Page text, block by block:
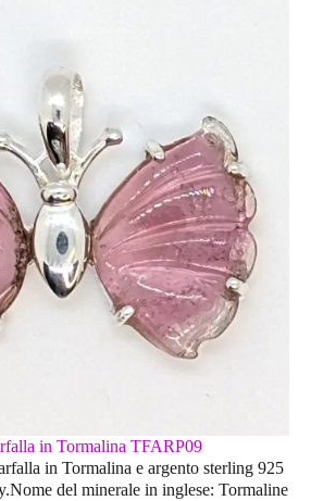
in Tormalina TFARP09
in Tormalina e argento sterling 925
del minerale in inglese: Tormaline